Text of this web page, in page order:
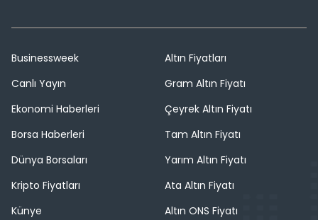
Businessweek
Canlı Yayın
Ekonomi Haberleri
Borsa Haberleri
Dünya Borsaları
Kripto Fiyatları
Künye
Altın Fiyatları
Gram Altın Fiyatı
Çeyrek Altın Fiyatı
Tam Altın Fiyatı
Yarım Altın Fiyatı
Ata Altın Fiyatı
Altın ONS Fiyatı